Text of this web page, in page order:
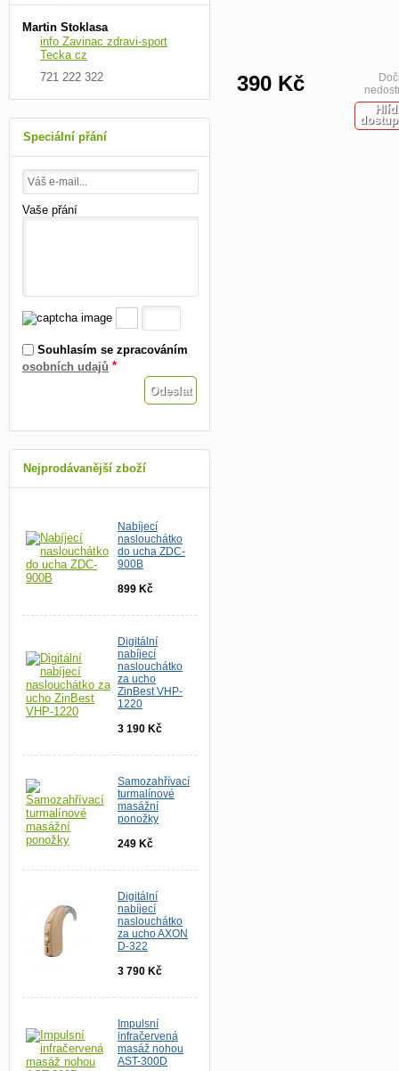
390 Kč
Martin Stoklasa
info Zavinac zdravi-sport
Tecka cz
721 222 322
Speciální přání
Vaše přání
Souhlasím se zpracováním
osobních udajů *
Nejprodávanější zboží
Nabíjecí
naslouchátko
do ucha ZDC-
900B
899 Kč
Digitální
nabíjecí
naslouchátko
za ucho
ZinBest VHP-
1220
3 190 Kč
Samozahřívací
turmalínové
masážní
ponožky
249 Kč
Digitální
nabíjecí
naslouchátko
za ucho AXON
D-322
3 790 Kč
Impulsní
infračervená
masáž nohou
AST-300D